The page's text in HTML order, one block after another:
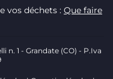
vos déchets : Que faire
n. 1 - Grandate (CO) - P.Iva